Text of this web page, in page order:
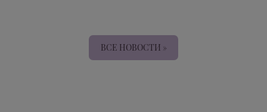
ВСЕ НОВОСТИ »